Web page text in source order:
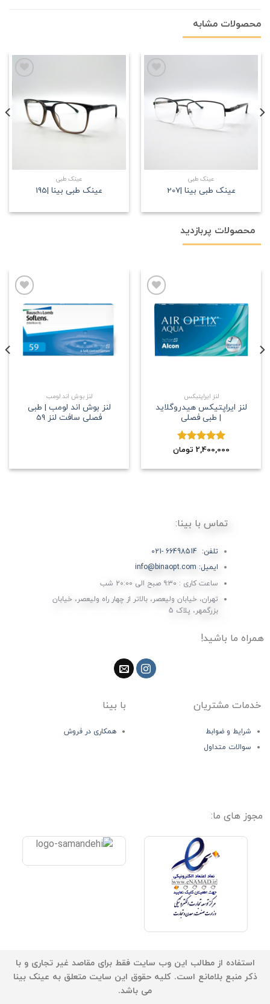
محصولات مشابه
علاقه
مندی
عینک طبی
عینک طبی بینا |207
علاقه
مندی
عینک طبی
عینک طبی بینا |195
محصولات پربازدید
مندی
لنز ایراپتیکس
لنز ایراپتیکس هیدروگلاید
| طبی فصلی
نمره5.002,400,000 تومان
علاقه
مندی
لنز بوش اند لومب
لنز بوش اند لومب | طبی
فصلی سافت لنز 59
تماس با بینا:
تلفن: 66498514 -021
ایمیل: info@binaopt.com
ساعت کاری : ۹:۳۰ صبح الی 20:00 شب
تهران، خیابان ولیعصر، بالاتر از چهار راه ولیعصر، خیابان
بزرگمهر، پلاک 5
همراه ما باشید!
خدمات مشتریان
شرایط و ضوابط
سوالات متداول
با بینا
همکاری در فروش
مجوز های ما:
استفاده از مطالب این وب سایت فقط برای مقاصد غیر تجاری و با
ذکر منبع بلامانع است. کلیه حقوق این سایت متعلق به عینک بینا
می باشد.